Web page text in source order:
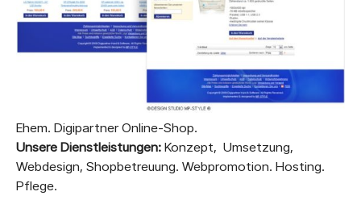
Ehem. Digipartner Online-Shop.
Unsere Dienstleistungen: Konzept, Umsetzung,
Webdesign, Shopbetreuung. Webpromotion. Hosting.
Pflege.